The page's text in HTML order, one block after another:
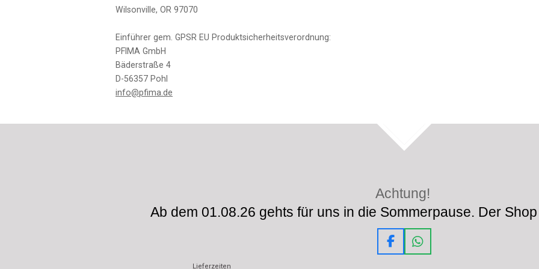
Wilsonville, OR 97070
Einführer gem. GPSR EU Produktsicherheitsverordnung:
PFIMA GmbH
Bäderstraße 4
D-56357 Pohl
info@pfima.de
Achtung!
Ab dem 01.08.26 gehts für uns in die Sommerpause. Der
F
a
W
h
Lieferzeiten